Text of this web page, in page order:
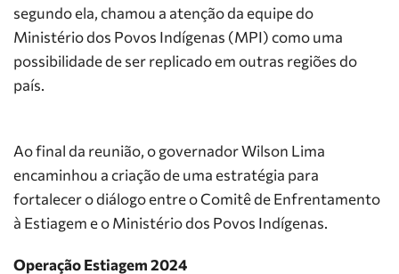
segundo ela, chamou a atenção da equipe do
Ministério dos Povos Indígenas (MPI) como uma
possibilidade de ser replicado em outras regiões do
país.
Ao final da reunião, o governador Wilson Lima
encaminhou a criação de uma estratégia para
fortalecer o diálogo entre o Comitê de Enfrentamento
à Estiagem e o Ministério dos Povos Indígenas.
Operação Estiagem 2024